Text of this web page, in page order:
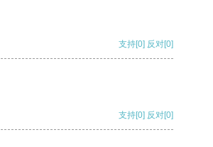
支持[0] 反对[0]
支持[0] 反对[0]